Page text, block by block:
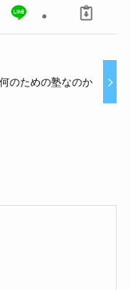
何のための塾なのか